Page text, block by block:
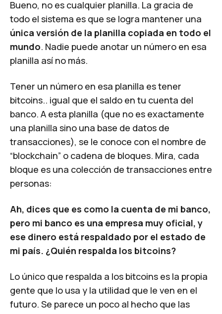
Bueno, no es cualquier planilla. La gracia de
todo el sistema es que se logra mantener una
única versión de la planilla copiada en todo el
mundo. Nadie puede anotar un número en esa
planilla así no más.
Tener un número en esa planilla es tener
bitcoins.. igual que el saldo en tu cuenta del
banco. A esta planilla (que no es exactamente
una planilla sino una base de datos de
transacciones), se le conoce con el nombre de
“blockchain” o cadena de bloques. Mira, cada
bloque es una colección de transacciones entre
personas:
Ah, dices que es como la cuenta de mi banco,
pero mi banco es una empresa muy oficial, y
ese dinero está respaldado por el estado de
mi país. ¿Quién respalda los bitcoins?
Lo único que respalda a los bitcoins es la propia
gente que lo usa y la utilidad que le ven en el
futuro. Se parece un poco al hecho que las